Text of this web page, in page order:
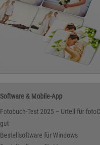
Software & Mobile-App
Fotobuch-Test 2025 – Urteil für
gut
Bestellsoftware für Windows